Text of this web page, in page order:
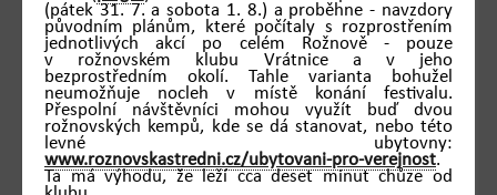
(pátek 31. 7. a sobota 1. 8.) a proběhne - navzdory
původním plánům, které počítaly s rozprostřením
jednotlivých akcí po celém Rožnově - pouze
v rožnovském klubu Vrátnice a v jeho
bezprostředním okolí. Tahle varianta bohužel
neumožňuje nocleh v místě konání festivalu.
Přespolní návštěvníci mohou využít buď dvou
rožnovských kempů, kde se dá stanovat, nebo této
levné ubytovny:
www.roznovskastredni.cz/ubytovani-pro-verejnost.
Ta má výhodu, že leží cca deset minut chůze od